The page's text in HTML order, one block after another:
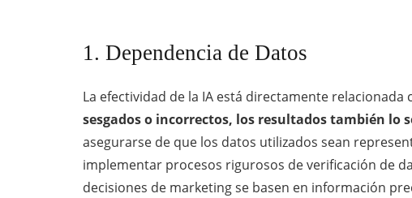
1. Dependencia de Datos
La efectividad de la IA está directamente relacionada
sesgados o incorrectos, los resultados también lo
asegurarse de que los datos utilizados sean
implementar procesos rigurosos de verificación de
decisiones de marketing se basen en información